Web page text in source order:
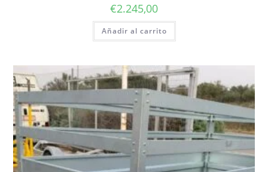
€2.245,00
Añadir al carrito